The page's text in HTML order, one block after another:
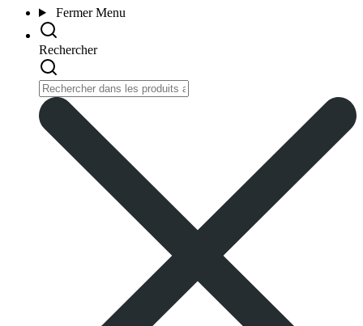
Fermer Menu
Rechercher